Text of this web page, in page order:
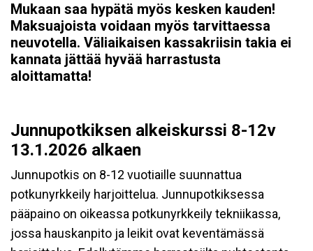
Mukaan saa hypätä myös kesken kauden!
Maksuajoista voidaan myös tarvittaessa
neuvotella. Väliaikaisen kassakriisin takia ei
kannata jättää hyvää harrastusta
aloittamatta!
Junnupotkiksen alkeiskurssi 8-12v
13.1.2026 alkaen
Junnupotkis on 8-12 vuotiaille suunnattua
potkunyrkkeily harjoittelua. Junnupotkiksessa
pääpaino on oikeassa potkunyrkkeily tekniikassa,
jossa hauskanpito ja leikit ovat keventämässä